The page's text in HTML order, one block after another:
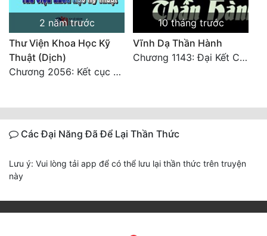
2 năm trước
Thư Viện Khoa Học Kỹ
Thuật (Dịch)
Chương 2056: Kết cục + Lời tác giả
10 tháng trước
Vĩnh Dạ Thần Hành
Chương 1143: Đại Kết Cục!
Các Đại Năng Đã Để Lại Thần Thức
Lưu ý: Vui lòng tải app để có thể lưu lại thần thức trên truyện
này